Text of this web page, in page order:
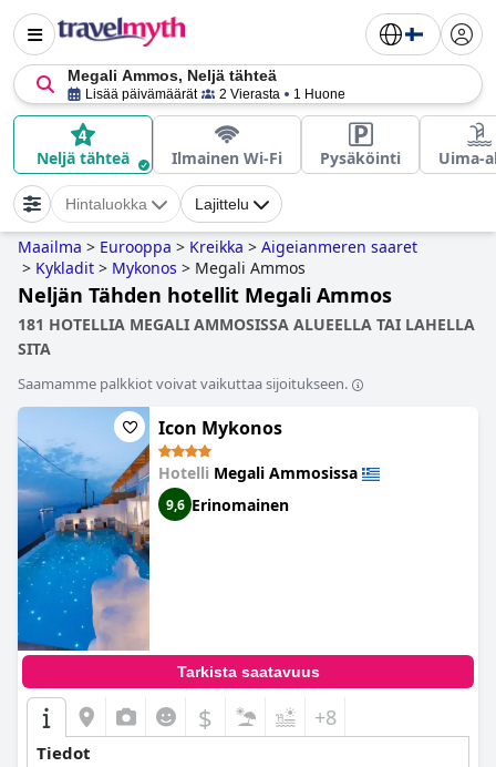
Megali Ammos, Neljä tähteä
Lisää päivämäärät 2 Vierasta 1 Huone
Neljä tähteä Ilmainen Wi-Fi Pysäköinti Uima-
Hintaluokka Lajittelu
Maailma > Eurooppa > Kreikka > Aigeianmeren saaret
> Kykladit > Mykonos > Megali Ammos
Neljän Tähden hotellit Megali Ammos
181 HOTELLIA MEGALI AMMOSISSA ALUEELLA TAI LAHELLA
SITA
Saamamme palkkiot voivat vaikuttaa sijoitukseen.
Icon Mykonos
Hotelli Megali Ammosissa
9,6 Erinomainen
Tarkista saatavuus
$ +8
Tiedot